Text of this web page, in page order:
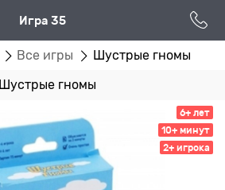
Игра 35
Все игры Шустрые гномы
Шустрые гномы
6+ лет
10+ минут
2+ игрока